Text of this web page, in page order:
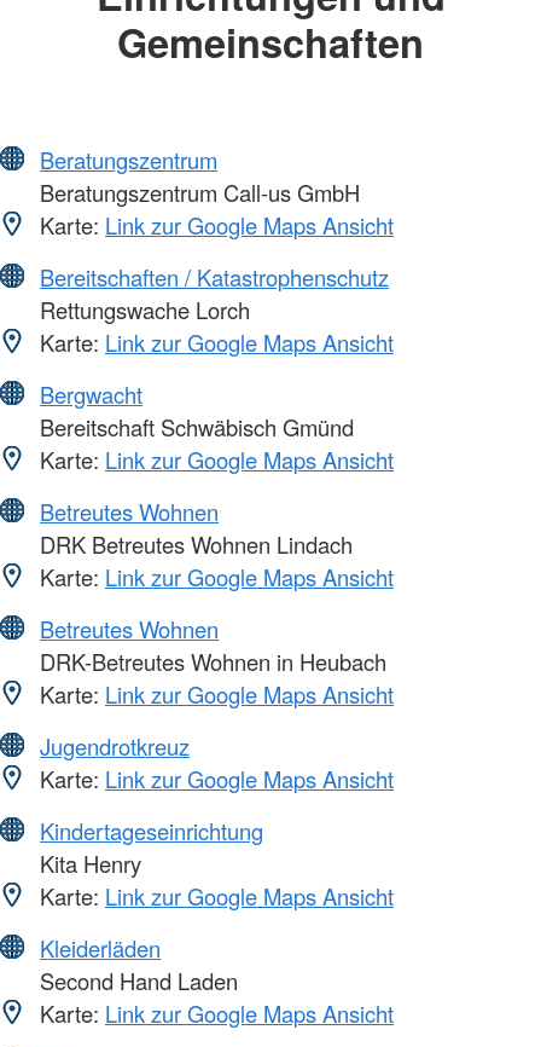
Gemeinschaften
Beratungszentrum
Beratungszentrum Call-us GmbH
Karte: Link zur Google Maps Ansicht
Bereitschaften / Katastrophenschutz
Rettungswache Lorch
Karte: Link zur Google Maps Ansicht
Bergwacht
Bereitschaft Schwäbisch Gmünd
Karte: Link zur Google Maps Ansicht
Betreutes Wohnen
DRK Betreutes Wohnen Lindach
Karte: Link zur Google Maps Ansicht
Betreutes Wohnen
DRK-Betreutes Wohnen in Heubach
Karte: Link zur Google Maps Ansicht
Jugendrotkreuz
Karte: Link zur Google Maps Ansicht
Kindertageseinrichtung
Kita Henry
Karte: Link zur Google Maps Ansicht
Kleiderläden
Second Hand Laden
Karte: Link zur Google Maps Ansicht